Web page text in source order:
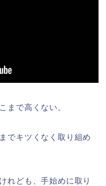
まで高くない。
でキツくなく取り組め
れども、手始めに取り